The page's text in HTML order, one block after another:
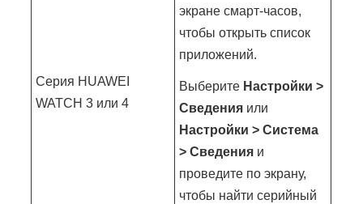
Серия HUAWEI
WATCH 3 или 4
экране смарт-часов,
чтобы открыть список
приложений.
Выберите Настройки >
Сведения или
Настройки > Система
> Сведения и
проведите по экрану,
чтобы найти серийный